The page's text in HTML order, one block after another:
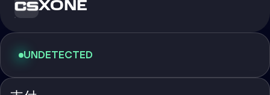
XONE
UNDETECTED